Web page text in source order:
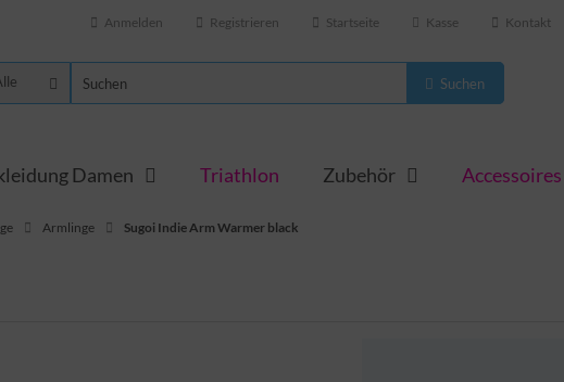
Anmelden Registrieren Startseite Kasse Kontakt
Suchen
Damen Triathlon Zubehör Accessoires
Armlinge Sugoi Indie Arm Warmer black